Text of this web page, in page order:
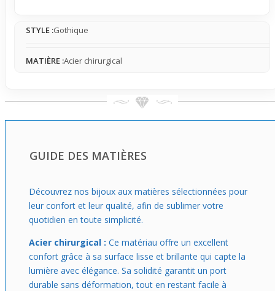
pierre intense crée un rendu à la fois brut et travaillé,
dans la discrétion.
option. Elle accompagne facilement un style audacieux et
quotidien.
STYLE :Gothique
MATIÈRE :Acier chirurgical
GUIDE DES MATIÈRES
Découvrez nos bijoux aux matières sélectionnées pour
leur confort et leur qualité, afin de sublimer votre
quotidien en toute simplicité.
Acier chirurgical : Ce matériau offre un excellent
confort grâce à sa surface lisse et brillante qui capte la
lumière avec élégance. Sa solidité garantit un port
durable sans déformation, tout en restant facile à